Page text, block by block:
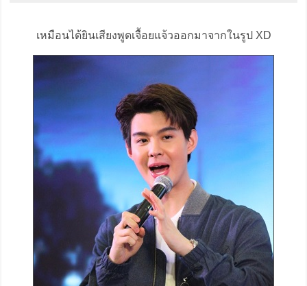
เหมือนได้ยินเสียงพูดเจื้อยแจ้วออกมาจากในรูป XD